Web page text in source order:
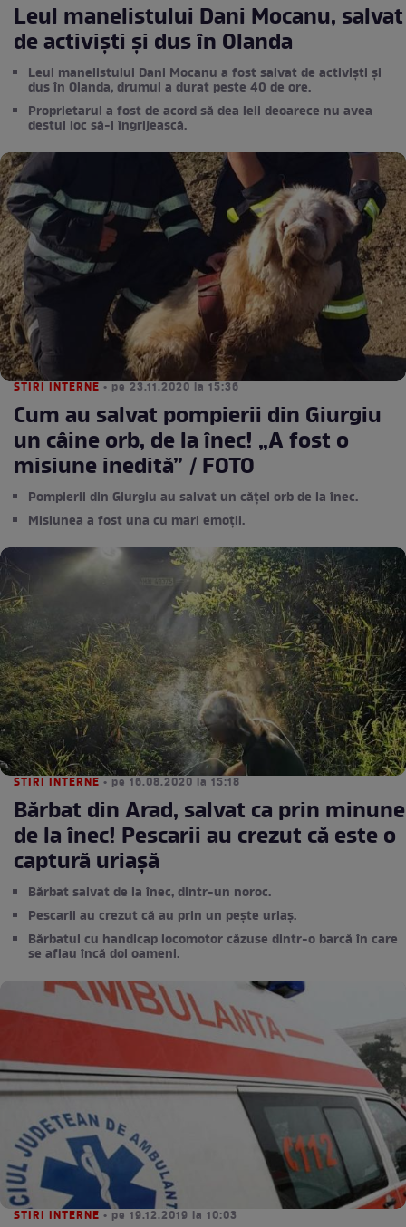
Leul manelistului Dani Mocanu, salvat
de activiști și dus în Olanda
Leul manelistului Dani Mocanu a fost salvat de activiști și
dus în Olanda, drumul a durat peste 40 de ore.
Proprietarul a fost de acord să dea leii deoarece nu avea
destul loc să-i îngrijească.
STIRI INTERNE • pe 23.11.2020 la 15:36
Cum au salvat pompierii din Giurgiu
un câine orb, de la înec! „A fost o
misiune inedită” / FOTO
Pompierii din Giurgiu au salvat un cățel orb de la înec.
Misiunea a fost una cu mari emoții.
STIRI INTERNE • pe 16.08.2020 la 15:18
Bărbat din Arad, salvat ca prin minune
de la înec! Pescarii au crezut că este o
captură uriașă
Bărbat salvat de la înec, dintr-un noroc.
Pescarii au crezut că au prin un pește uriaș.
Bărbatul cu handicap locomotor căzuse dintr-o barcă în care
se aflau încă doi oameni.
STIRI INTERNE • pe 19.12.2019 la 10:03